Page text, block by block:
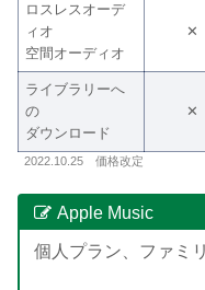
ロスレスオーデ
ィオ
空間オーディオ
✕
ライブラリーへ
の
ダウンロード
✕
2022.10.25 価格改定
Apple Music
個人プラン、ファミ